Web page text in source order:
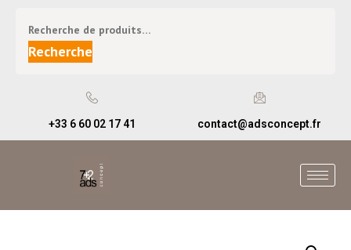
Recherche
+33 6 60 02 17 41 contact@adsconcept.fr